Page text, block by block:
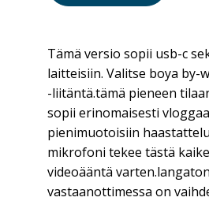
Tämä versio sopii usb-c
laitteisiin. Valitse boya by-
-liitäntä.tämä pieneen
sopii erinomaisesti
pienimuotoisiin
mikrofoni tekee tästä
videoääntä
vastaanottimessa on